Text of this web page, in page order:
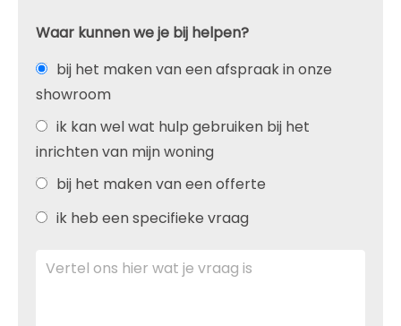
Waar kunnen we je bij helpen?
bij het maken van een afspraak in onze
showroom
ik kan wel wat hulp gebruiken bij het
inrichten van mijn woning
bij het maken van een offerte
ik heb een specifieke vraag